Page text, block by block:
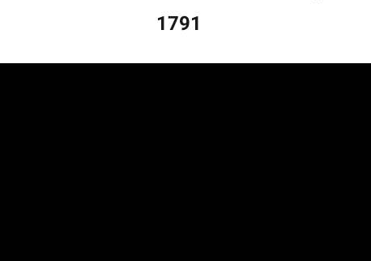
1791